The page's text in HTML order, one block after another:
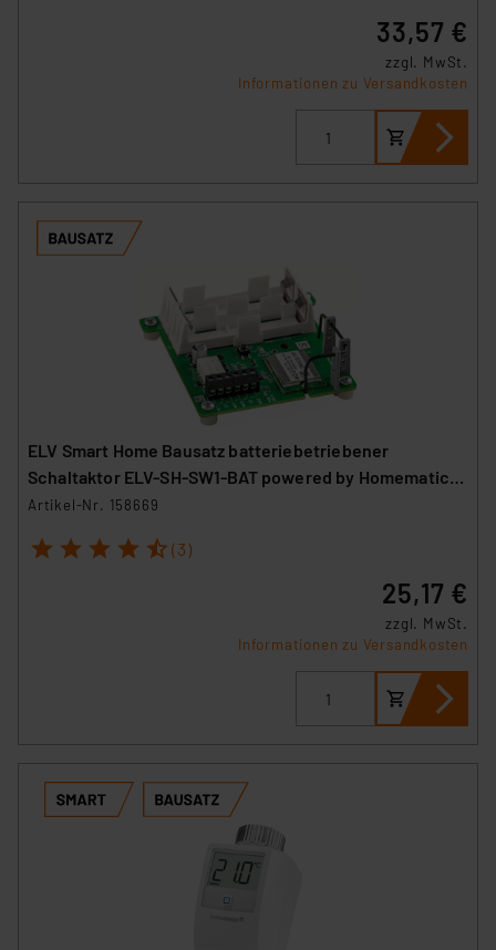
33,57 €
zzgl. MwSt.
Informationen zu Versandkosten
ELV Smart Home Bausatz batteriebetriebener
Schaltaktor ELV-SH-SW1-BAT powered by Homematic
IP
Artikel-Nr. 158669
1 2 3 4 5 (3)
25,17 €
zzgl. MwSt.
Informationen zu Versandkosten